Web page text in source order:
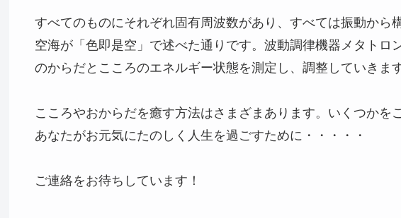
すべてのものにそれぞれ固有周波数があり、すべては振動から
空海が「色即是空」で述べた通りです。波動調律機器メタトロ
のからだとこころのエネルギー状態を測定し、調整していきます
こころやおからだを癒す方法はさまざまあります。いくつかを
あなたがお元気にたのしく人生を過ごすために・・・・・
ご連絡をお待ちしています！